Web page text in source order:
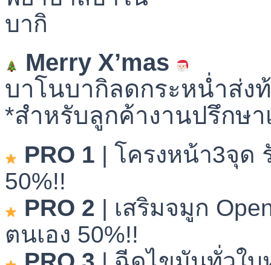
Merry X’mas
บาโนบากิลดกระหน่ำส่ง
*สำหรับลูกค้างานปรึกษ
PRO 1 | โครงหน้า3จุด
50%!!
PRO 2 | เสริมจมูก
ตนเอง 50%!!